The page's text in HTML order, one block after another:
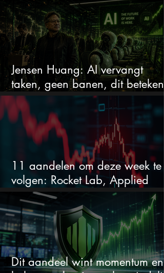
Jensen Huang: AI vervangt
taken, geen banen, dit betekent
het voor AI-aandelen
11 aandelen om deze week te
volgen: Rocket Lab, Applied
Materials en de zwaarste AI-test
Dit aandeel wint momentum en